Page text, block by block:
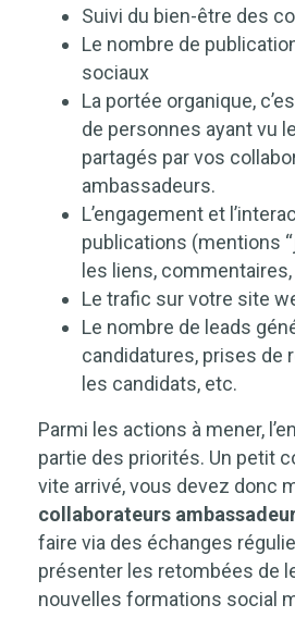
Suivi du bien-être des
Le nombre de
sociaux
La portée organique,
de personnes ayant vu
partagés par vos
ambassadeurs.
L’engagement et
publications (mentions
les liens,
Le trafic sur votre site
Le nombre de leads
candidatures, prises de
les candidats, etc.
Parmi les actions à mener,
partie des priorités. Un petit
vite arrivé, vous devez donc
collaborateurs
faire via des échanges
présenter les retombées de
nouvelles formations social